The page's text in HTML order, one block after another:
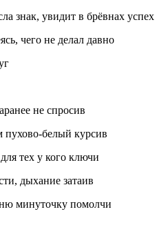
знак, увидит в брёвнах успех
чего не делал давно
не спросив
пухово-белый курсив
тех у кого ключи
дыхание затаив
минуточку помолчи